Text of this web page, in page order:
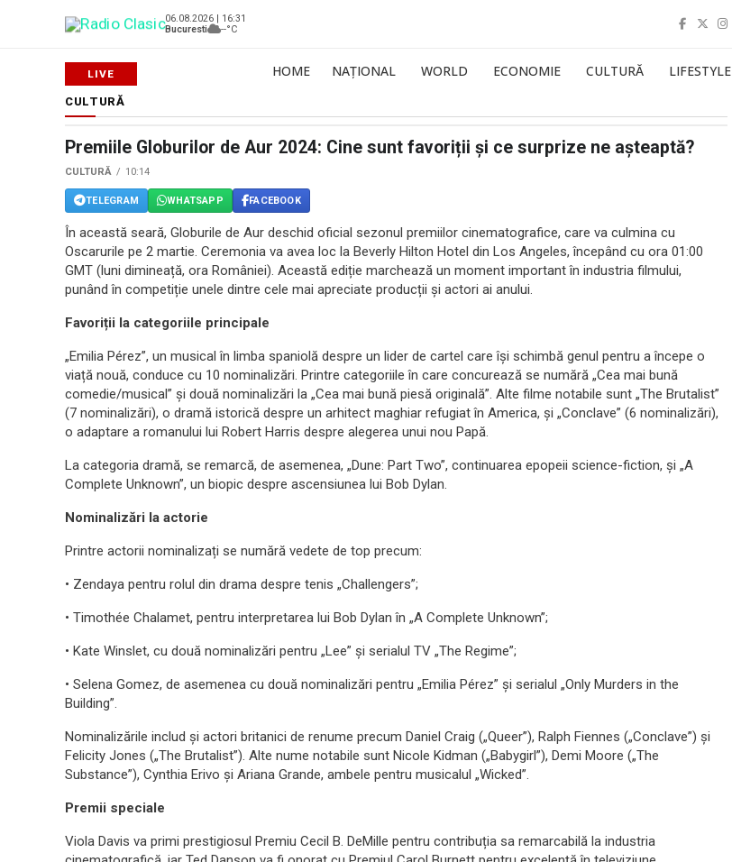
06.08.2026 | 16:31
Bucuresti
--°C
HOME NAȚIONAL WORLD ECONOMIE CULTURĂ LIFESTYLE
CULTURĂ
Premiile Globurilor de Aur 2024: Cine sunt favoriții și ce surprize ne așteaptă?
CULTURĂ 10:14
TELEGRAM WHATSAPP FACEBOOK
În această seară, Globurile de Aur deschid oficial sezonul premiilor cinematografice, care va culmina cu
Oscarurile pe 2 martie. Ceremonia va avea loc la Beverly Hilton Hotel din Los Angeles, începând cu ora 01:00
GMT (luni dimineață, ora României). Această ediție marchează un moment important în industria filmului,
punând în competiție unele dintre cele mai apreciate producții și actori ai anului.
Favoriții la categoriile principale
„Emilia Pérez”, un musical în limba spaniolă despre un lider de cartel care își schimbă genul pentru a începe o
viață nouă, conduce cu 10 nominalizări. Printre categoriile în care concurează se numără „Cea mai bună
comedie/musical” și două nominalizări la „Cea mai bună piesă originală”. Alte filme notabile sunt „The Brutalist”
(7 nominalizări), o dramă istorică despre un arhitect maghiar refugiat în America, și „Conclave” (6 nominalizări),
o adaptare a romanului lui Robert Harris despre alegerea unui nou Papă.
La categoria dramă, se remarcă, de asemenea, „Dune: Part Two”, continuarea epopeii science-fiction, și „A
Complete Unknown”, un biopic despre ascensiunea lui Bob Dylan.
Nominalizări la actorie
Printre actorii nominalizați se numără vedete de top precum:
• Zendaya pentru rolul din drama despre tenis „Challengers”;
• Timothée Chalamet, pentru interpretarea lui Bob Dylan în „A Complete Unknown”;
• Kate Winslet, cu două nominalizări pentru „Lee” și serialul TV „The Regime”;
• Selena Gomez, de asemenea cu două nominalizări pentru „Emilia Pérez” și serialul „Only Murders in the
Building”.
Nominalizările includ și actori britanici de renume precum Daniel Craig („Queer”), Ralph Fiennes („Conclave”) și
Felicity Jones („The Brutalist”). Alte nume notabile sunt Nicole Kidman („Babygirl”), Demi Moore („The
Substance”), Cynthia Erivo și Ariana Grande, ambele pentru musicalul „Wicked”.
Premii speciale
Viola Davis va primi prestigiosul Premiu Cecil B. DeMille pentru contribuția sa remarcabilă la industria